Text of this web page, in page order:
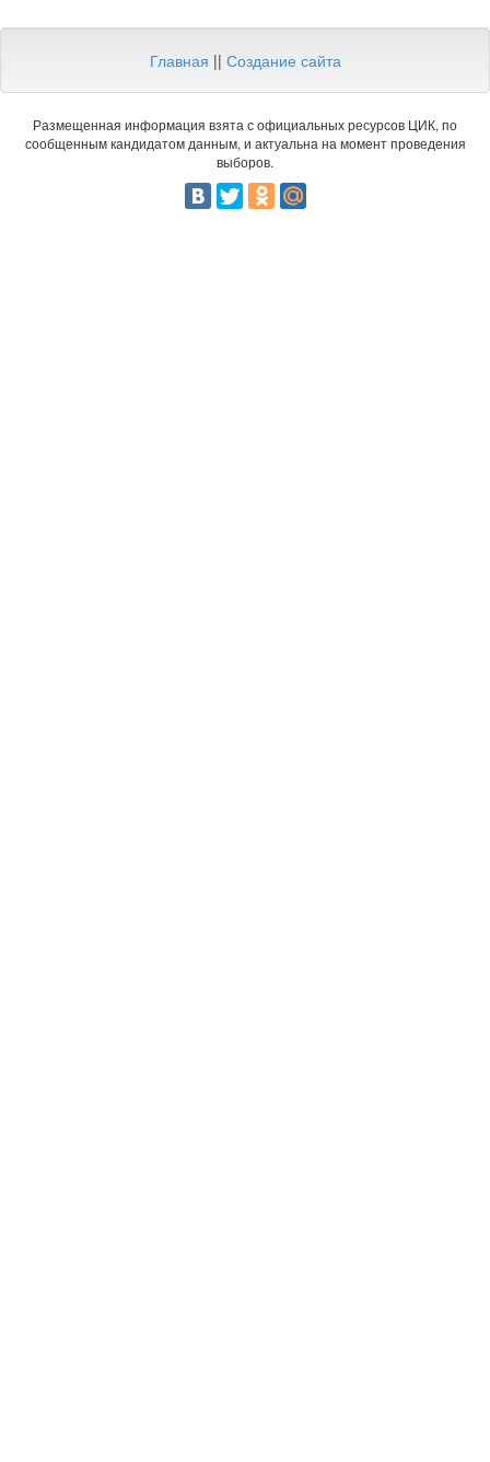
Главная || Создание сайта
Размещенная информация взята с официальных ресурсов ЦИК, по
сообщенным кандидатом данным, и актуальна на момент проведения
выборов.